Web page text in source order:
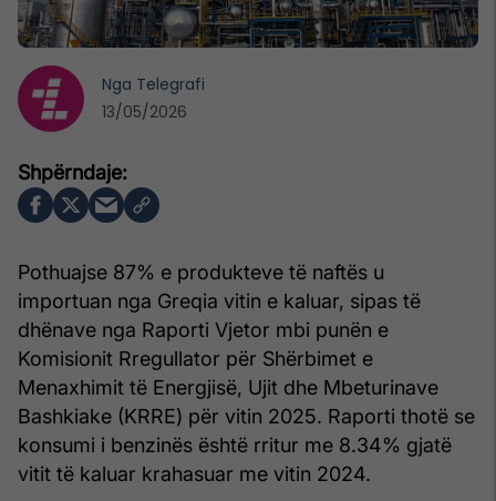
Pothuajse 87% e produkteve të naftës u
importuan nga Greqia vitin e kaluar, sipas të
dhënave nga Raporti Vjetor mbi punën e
Komisionit Rregullator për Shërbimet e
Menaxhimit të Energjisë, Ujit dhe Mbeturinave
Bashkiake (KRRE) për vitin 2025. Raporti thotë se
konsumi i benzinës është rritur me 8.34% gjatë
vitit të kaluar krahasuar me vitin 2024.
Nga Telegrafi
13/05/2026